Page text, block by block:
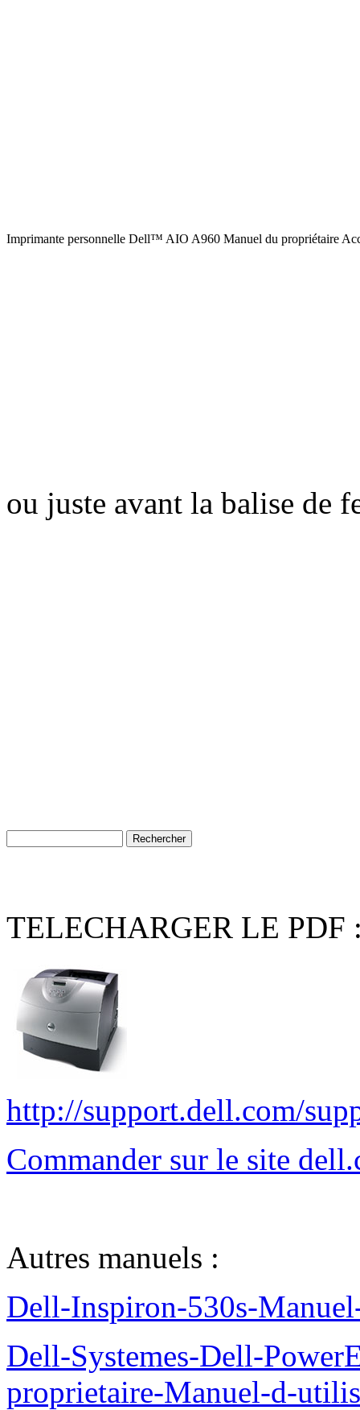
Imprimante personnelle Dell™ AIO A960 Manuel du propriétaire
ou juste avant la balise de
TELECHARGER LE PDF
http://support.dell.com/
Commander sur le site
Autres manuels :
Dell-Inspiron-530s-
Dell-Systemes-Dell-
proprietaire-Manuel-d-